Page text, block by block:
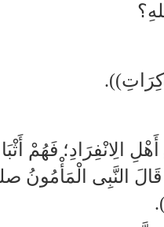
الِانْفِرَادِ؛ فَهُمْ
قَالَ النَّبِى الْمَأْمُونُ